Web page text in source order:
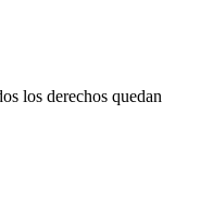
los derechos quedan